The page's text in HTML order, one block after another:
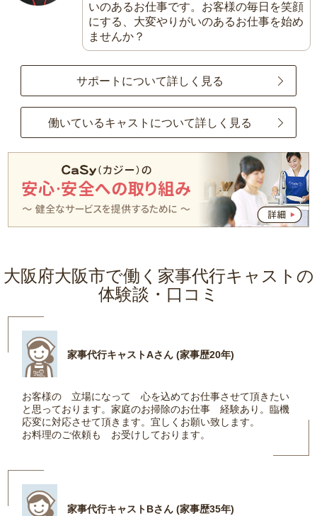
いのあるお仕事です。お客様の毎日を笑顔
にする、大変やりがいのあるお仕事を始め
ませんか？
サポートについて詳しく見る
働いているキャストについて詳しく見る
大阪府大阪市で働く家事代行キャストの
体験談・口コミ
家事代行キャストAさん (家事歴20年)
お客様の 立場になって 心を込めてお仕事させて頂きたい
と思っております。家庭のお掃除のお仕事 経験あり。臨機
応変に対応させて頂きます。宜しくお願い致します。
お料理のご依頼も お受けしております。
家事代行キャストBさん (家事歴35年)